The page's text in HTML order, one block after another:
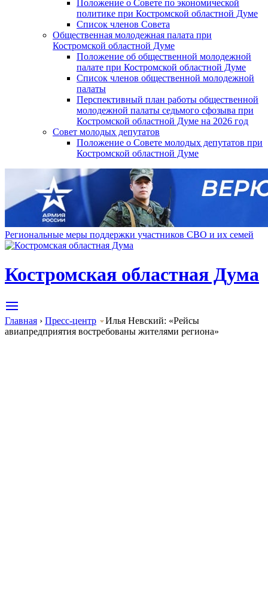
Положение о Совете по экономической
политике при Костромской областной Думе
Список членов Совета
Общественная молодежная палата при
Костромской областной Думе
Положение об общественной молодежной
палате при Костромской областной Думе
Список членов общественной молодежной
палаты
Перспективный план работы общественной
молодежной палаты седьмого сфозыва при
Костромской областной Думе на 2026 год
Совет молодых депутатов
Положение о Совете молодых депутатов при
Костромской областной Думе
Региональные меры поддержки участников СВО и их семей
Костромская областная Дума
Главная › Пресс-центр
Илья Невский: «Рейсы
авиапредприятия востребованы жителями региона»